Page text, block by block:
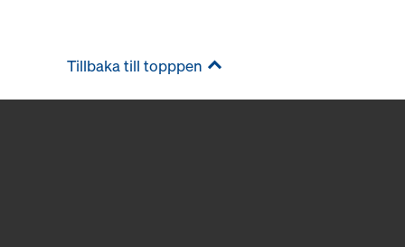
Tillbaka till topppen